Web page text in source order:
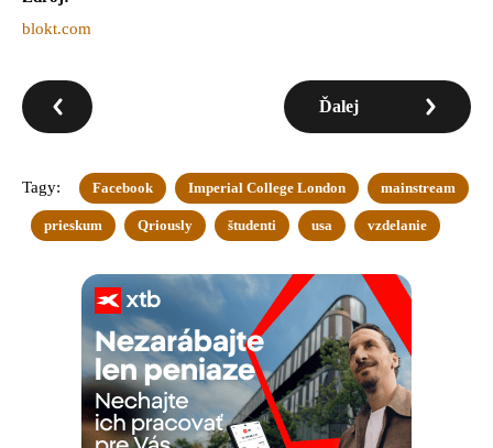
blokt.com
Ďalej
Tagy: Facebook Imperial College London mainstream
prieskum Qriously študenti usa vzdelanie